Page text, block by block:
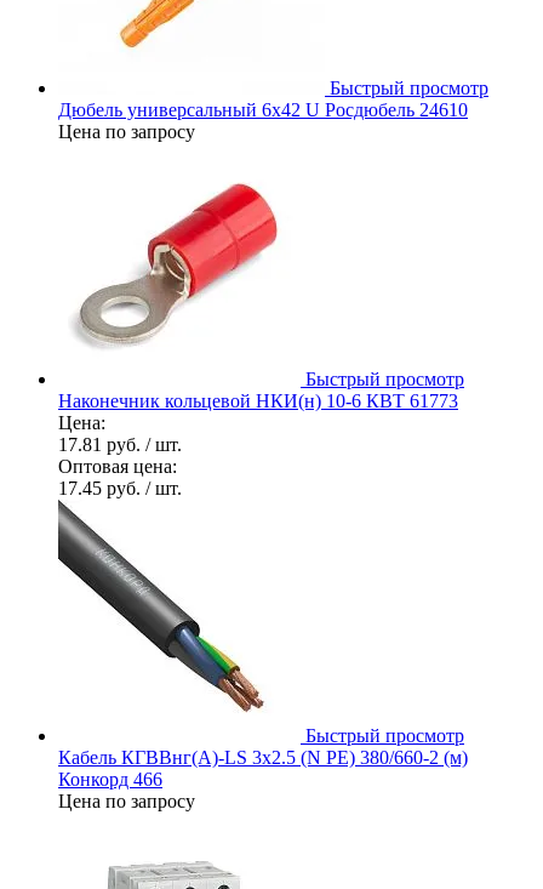
Быстрый просмотр
Дюбель универсальный 6х42 U Росдюбель 24610
Цена по запросу
Быстрый просмотр
Наконечник кольцевой НКИ(н) 10-6 КВТ 61773
Цена:
17.81 руб. / шт.
Оптовая цена:
17.45 руб. / шт.
Быстрый просмотр
Кабель КГВВнг(А)-LS 3х2.5 (N PE) 380/660-2 (м)
Конкорд 466
Цена по запросу